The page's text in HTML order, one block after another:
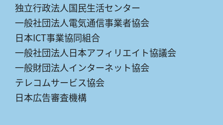
独立行政法人国民生活センター
一般社団法人電気通信事業者協会
日本ICT事業協同組合
一般社団法人日本アフィリエイト協議会
一般財団法人インターネット協会
テレコムサービス協会
日本広告審査機構